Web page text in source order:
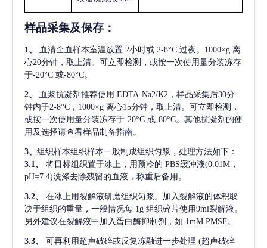
样品采集及保存 ：
1、 血清全血样本室温放置 2小时或 2-8°C 过夜。1000×g 离
心20分钟，取上清。可立即检测，或按一次使用量分装冻存
于-20°C 或-80°C。
2、 血浆抗凝剂推荐使用 EDTA-Na2/K2，样品采集后30分
钟内于2-8°C，1000×g 离心15分钟，取上清。可立即检测，
或按一次使用量分装冻存于-20°C 或-80°C。其他抗凝剂的使
用及选择请查看样品制备指南。
3、 组织样本组织样本一般制成组织匀浆，处理方法如下：
3.1、
将目标组织置于冰上，用预冷的 PBS缓冲液(0.01M，
pH=7.4)洗涤去除残留的血液，称重后备用。
3.2、
在冰上用裂解液研磨组织匀浆。加入裂解液的体积取
决于组织的重量，一般情况每 1g 组织碎片使用9ml裂解液。
另外建议在裂解液中加入蛋白酶抑制剂，如 1mM PMSF。
3.3、 可再利用超声破碎或反复冻融进一步处理 (超声破碎